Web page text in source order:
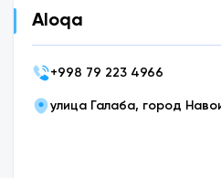
Aloqa
+998 79 223 4966
улица Галаба, город